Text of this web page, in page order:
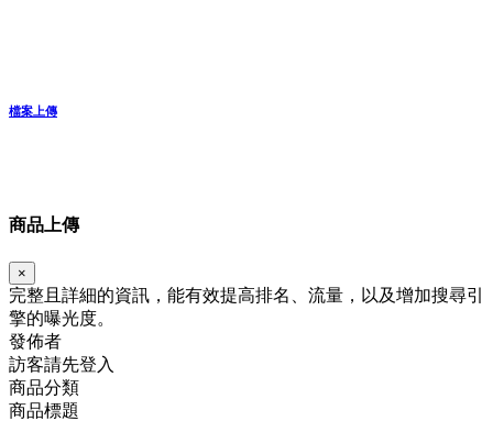
檔案上傳
商品上傳
×
完整且詳細的資訊，能有效提高排名、流量，以及增加搜尋引
擎的曝光度。
發佈者
訪客請先登入
商品分類
商品標題